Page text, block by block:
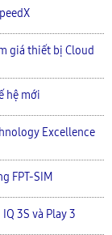
giá thiết bị Cloud
hệ mới
Excellence
FPT-SIM
3S và Play 3